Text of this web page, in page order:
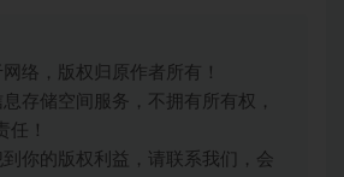
络，版权归原作者所有！
存储空间服务，不拥有所有权，
任！
你的版权利益，请联系我们，会